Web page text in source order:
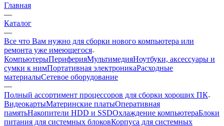
Главная
—
Каталог
—
Все что Вам нужно для сборки нового компьютера или
ремонта уже имеющегося
КомпьютерыПериферияМультимедияНоутбуки, аксессуары и
сумки к нимПортативная электроникаРасходные
материалыСетевое оборудование
—
Полный ассортимент процессоров для сборки хороших ПК
ВидеокартыМатеринские платыОперативная
памятьНакопители HDD и SSDОхлаждение компьютераБлоки
питания для системных блоковКорпуса для системных